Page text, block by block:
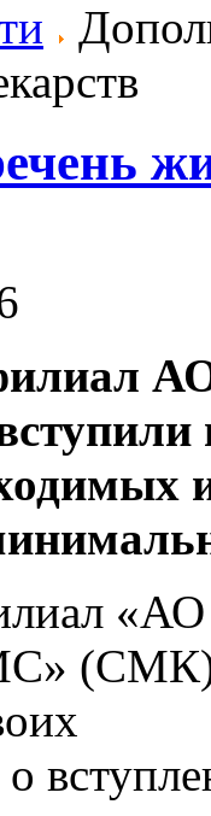
«АО
о